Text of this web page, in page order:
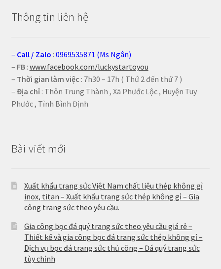
Thông tin liên hệ
– Call / Zalo : 0969535871 (Ms Ngân)
– FB: www.facebook.com/luckystartoyou
– Thời gian làm việc : 7h30 – 17h ( Thứ 2 đến thứ 7 )
– Địa chỉ: Thôn Trung Thành , Xã Phước Lộc , Huyện Tuy
Phước , Tỉnh Bình Định
Bài viết mới
Xuất khẩu trang sức Việt Nam chất liệu thép không gỉ
inox, titan – Xuất khẩu trang sức thép không gỉ – Gia
công trang sức theo yêu cầu.
Gia công bọc đá quý trang sức theo yêu cầu giá rẻ –
Thiết kế và gia công bọc đá trang sức thép không gỉ –
Dịch vụ bọc đá trang sức thủ công – Đá quý trang sức
tùy chỉnh